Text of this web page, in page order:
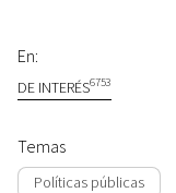
En:
DE INTERÉS6753
Temas
Políticas públicas